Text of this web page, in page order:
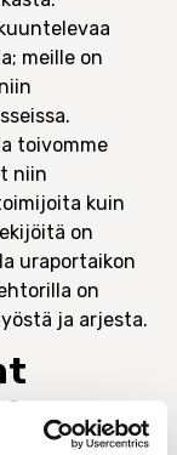
meille on
toivomme
niin
kuin
on
uraportaikon
on
ja arjesta.